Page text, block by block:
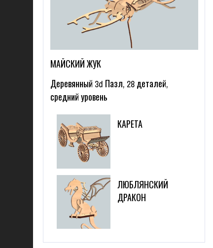
МАЙСКИЙ ЖУК
Деревянный 3d Пазл, 28 деталей,
средний уровень
КАРЕТА
ЛЮБЛЯНСКИЙ
ДРАКОН